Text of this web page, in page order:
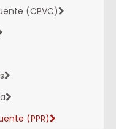
(CPVC)
(PPR)